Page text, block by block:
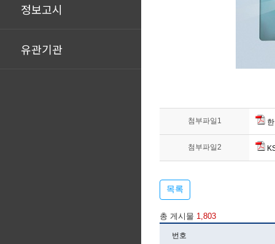
정보고시
유관기관
첨부파일1
첨부파일2
목록
총 게시물 1,803
번호